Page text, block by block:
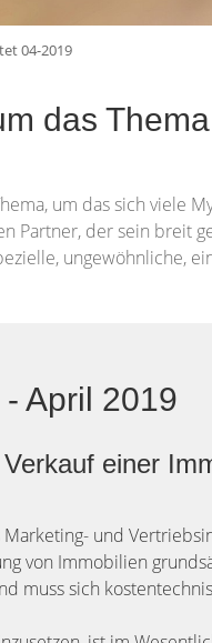
04-2019
das
um das sich viele
Partner, der sein breit
ungewöhnliche,
April 2019
einer
und
von Immobilien
muss sich